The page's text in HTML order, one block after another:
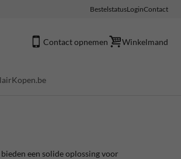
BestelstatusLoginContact
Contact opnemen Winkelmand
een solide oplossing voor